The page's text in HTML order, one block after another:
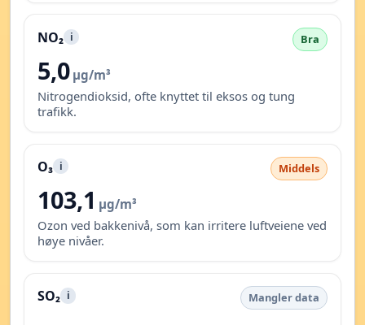
NO₂ i Bra
5,0 µg/m³
Nitrogendioksid, ofte knyttet til eksos og tung
trafikk.
O₃ i Middels
103,1 µg/m³
Ozon ved bakkenivå, som kan irritere luftveiene ved
høye nivåer.
SO₂ i Mangler data